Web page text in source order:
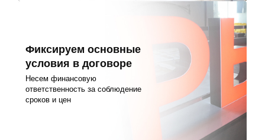
Фиксируем основные
условия в договоре
Несем финансовую
ответственность за соблюдение
сроков и цен